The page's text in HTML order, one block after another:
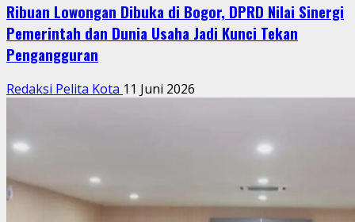
Ribuan Lowongan Dibuka di Bogor, DPRD Nilai Sinergi
Pemerintah dan Dunia Usaha Jadi Kunci Tekan
Pengangguran
Redaksi Pelita Kota 11 Juni 2026